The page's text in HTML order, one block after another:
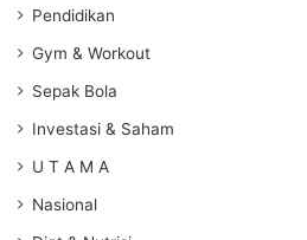
Pendidikan
Gym & Workout
Sepak Bola
Investasi & Saham
U T A M A
Nasional